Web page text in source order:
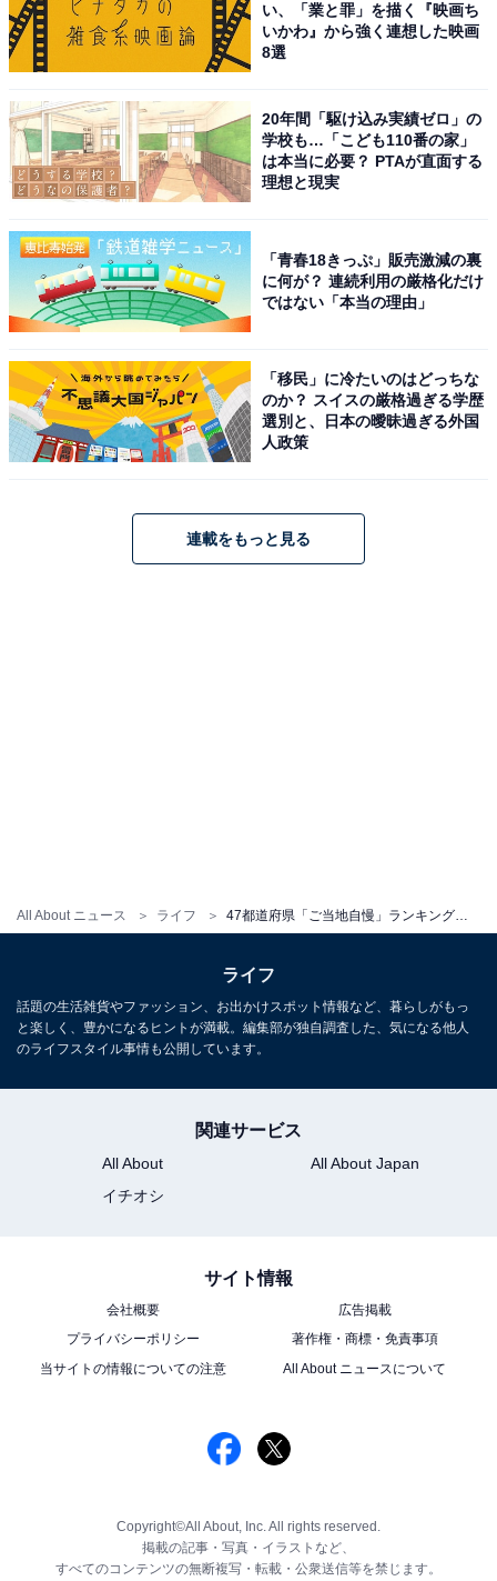
All About ニュース ライフ 47都道府県「ご当地自慢」ランキング！ 「教育水準の高さ」「出身有名人の多さ」で1位の地域は？
い、「業と罪」を描く『映画ち
いかわ』から強く連想した映画
8選
20年間「駆け込み実績ゼロ」の
学校も…「こども110番の家」
は本当に必要？ PTAが直面する
理想と現実
「青春18きっぷ」販売激減の裏
に何が？ 連続利用の厳格化だけ
ではない「本当の理由」
「移民」に冷たいのはどっちな
のか？ スイスの厳格過ぎる学歴
選別と、日本の曖昧過ぎる外国
人政策
連載をもっと見る
ライフ
話題の生活雑貨やファッション、お出かけスポット情報など、暮らしがもっ
と楽しく、豊かになるヒントが満載。編集部が独自調査した、気になる他人
のライフスタイル事情も公開しています。
関連サービス
All About
All About Japan
イチオシ
サイト情報
会社概要
広告掲載
プライバシーポリシー
著作権・商標・免責事項
当サイトの情報についての注意
All About ニュースについて
Copyright©All About, Inc. All rights reserved.
掲載の記事・写真・イラストなど、
すべてのコンテンツの無断複写・転載・公衆送信等を禁じます。